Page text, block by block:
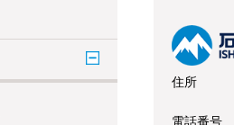
住所
電話番号